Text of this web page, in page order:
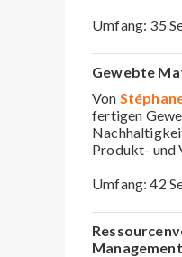
Umfang: 35
Gewebte
Von
fertigen
Produkt- und
Umfang: 42
Management